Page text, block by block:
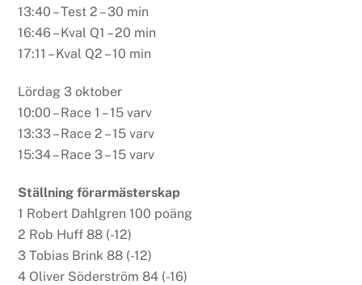
13:40 – Test 2 – 30 min
16:46 – Kval Q1 – 20 min
17:11 – Kval Q2 – 10 min
Lördag 3 oktober
10:00 – Race 1 – 15 varv
13:33 – Race 2 – 15 varv
15:34 – Race 3 – 15 varv
Ställning förarmästerskap
1 Robert Dahlgren 100 poäng
2 Rob Huff 88 (-12)
3 Tobias Brink 88 (-12)
4 Oliver Söderström 84 (-16)